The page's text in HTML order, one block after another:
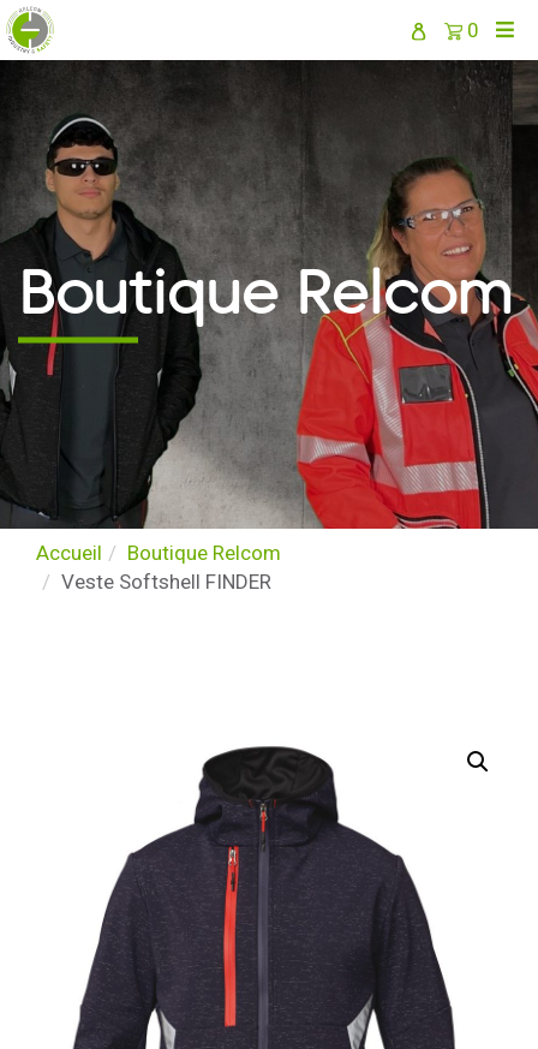
0
Boutique Relcom
Accueil
Boutique Relcom
Veste Softshell FINDER